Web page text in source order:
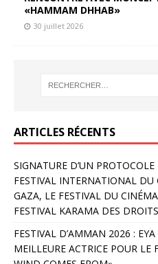
«HAMMAM DHHAB»
30 juillet 2026
ARTICLES RÉCENTS
SIGNATURE D’UN PROTOCOLE
FESTIVAL INTERNATIONAL
GAZA, LE FESTIVAL DU
FESTIVAL KARAMA DES
FESTIVAL D’AMMAN 2026 :
MEILLEURE ACTRICE POUR